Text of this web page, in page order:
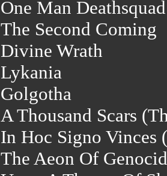
One Man Deathsquad
The Second Coming
Divine Wrath
Lykania
Golgotha
A Thousand Scars
In Hoc Signo Vinces
The Aeon Of